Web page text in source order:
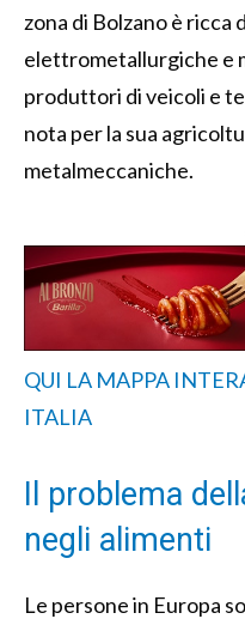
zona di Bolzano è ricca
elettrometallurgiche e
produttori di veicoli e
nota per la sua
metalmeccaniche.
QUI LA MAPPA
ITALIA
Il problema
negli alimenti
Le persone in Europa